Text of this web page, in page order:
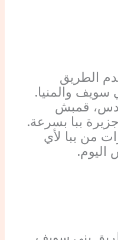
الطريق
سويف والمنيا.
قمبش
ببا بسرعة.
من ببا لأي
اليوم.